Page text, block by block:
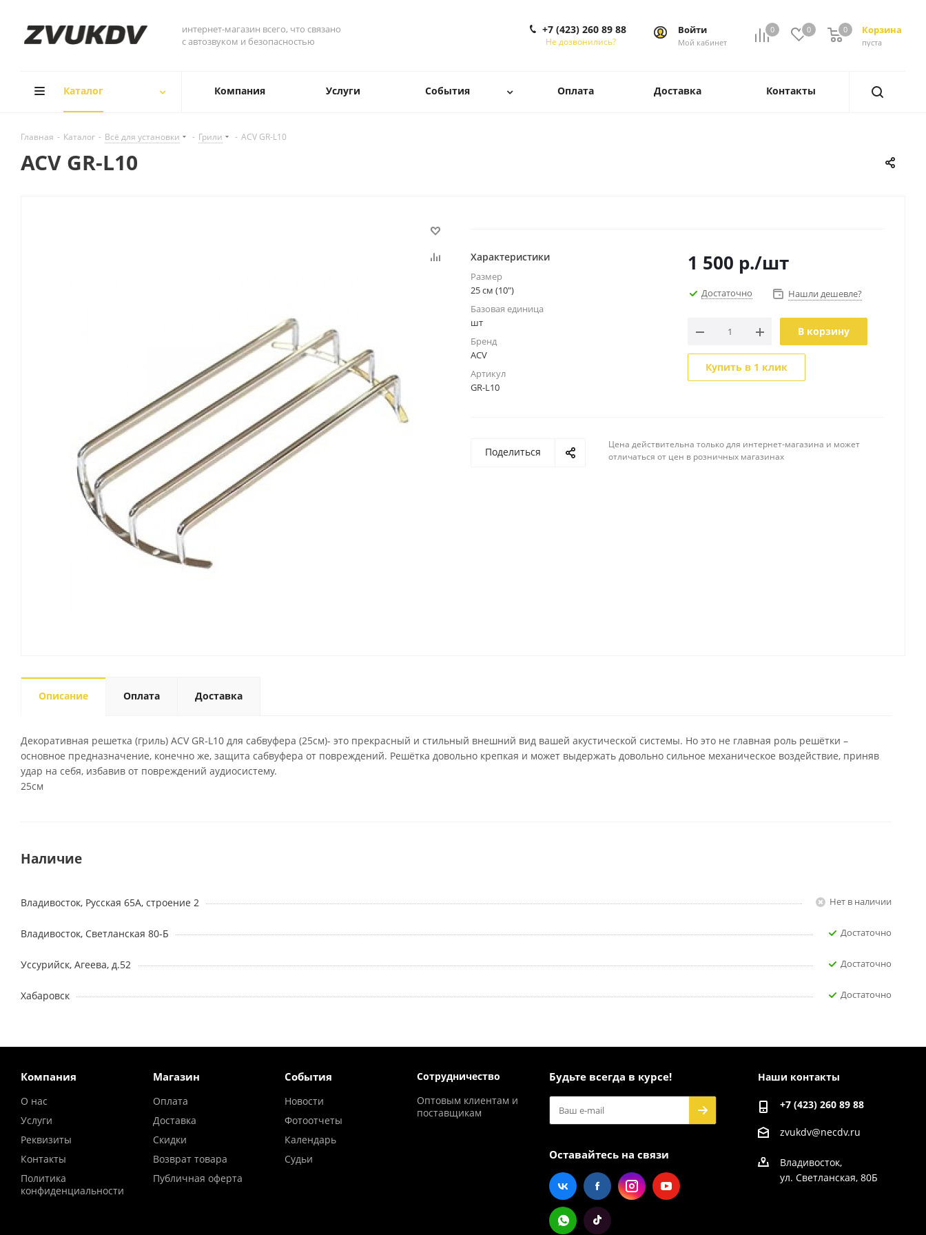
интернет-магазин всего, что связано
с автозвуком и безопасностью
0 0 Корзина
0
пуста
0
Войти
Мой кабинет
+7 (423) 260 89 88
Не дозвонились?
Каталог Компания Услуги События Оплата Доставка Контакты
Главная - Каталог - Всё для установки - Грили - ACV GR-L10
ACV GR-L10
Характеристики
Размер
25 см (10")
Базовая единица
шт
Бренд
ACV
Артикул
GR-L10
1 500 р./шт
Достаточно Нашли дешевле?
В корзину
Купить в 1 клик
Поделиться
Цена действительна только для интернет-магазина и может
отличаться от цен в розничных магазинах
Описание Оплата Доставка
Декоративная решетка (гриль) ACV GR-L10 для сабвуфера (25см)- это прекрасный и стильный внешний вид вашей акустической системы. Но это не главная роль решётки –
основное предназначение, конечно же, защита сабвуфера от повреждений. Решётка довольно крепкая и может выдержать довольно сильное механическое воздействие, приняв
удар на себя, избавив от повреждений аудиосистему.
25см
Наличие
Владивосток, Русская 65А, строение 2 Нет в наличии
Владивосток, Светланская 80-Б Достаточно
Уссурийск, Агеева, д.52 Достаточно
Хабаровск Достаточно
Компания
О нас
Услуги
Реквизиты
Контакты
Политика
конфиденциальности
Магазин
Оплата
Доставка
Скидки
Возврат товара
Публичная оферта
События
Новости
Фотоотчеты
Календарь
Судьи
Сотрудничество
Оптовым клиентам и
поставщикам
Будьте всегда в курсе!
Оставайтесь на связи
Наши контакты
+7 (423) 260 89 88
zvukdv@necdv.ru
Владивосток,
ул. Светланская, 80Б